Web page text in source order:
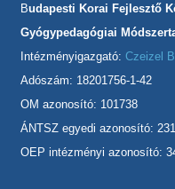
Budapesti Korai Fejlesztő
Gyógypedagógiai
Intézményigazgató: Czeizel
Adószám: 18201756-1-42
OM azonosító: 101738
ÁNTSZ egyedi azonosító:
OEP intézményi azonosító: